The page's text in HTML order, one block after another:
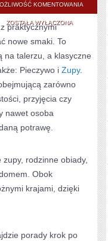
KOMENTOWANIA SOSY
WĘDLINY
ZOSTAŁA WYŁĄCZONA
praktycznymi
nowe smaki. To
na talerzu, a klasyczne
Pieczywo i Zupy.
zarówno
przyjęcia czy
nawet osoba
potrawę.
rodzinne obiady,
Obok
krajami, dzięki
porady krok po